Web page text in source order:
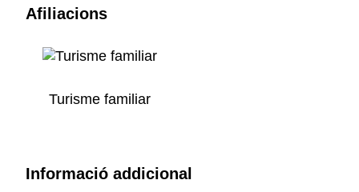
Afiliacions
Turisme familiar
Informació addicional